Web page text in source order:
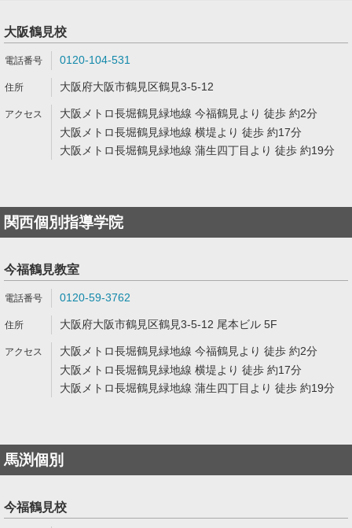
大阪鶴見校
0120-104-531
大阪府大阪市鶴見区鶴見3-5-12
大阪メトロ長堀鶴見緑地線 今福鶴見より 徒歩 約2分
大阪メトロ長堀鶴見緑地線 横堤より 徒歩 約17分
大阪メトロ長堀鶴見緑地線 蒲生四丁目より 徒歩 約19分
関西個別指導学院
今福鶴見教室
0120-59-3762
大阪府大阪市鶴見区鶴見3-5-12 尾本ビル 5F
大阪メトロ長堀鶴見緑地線 今福鶴見より 徒歩 約2分
大阪メトロ長堀鶴見緑地線 横堤より 徒歩 約17分
大阪メトロ長堀鶴見緑地線 蒲生四丁目より 徒歩 約19分
馬渕個別
今福鶴見校